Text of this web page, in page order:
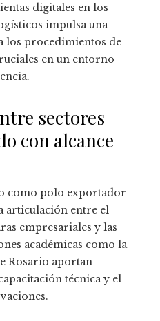
digitales en los
impulsa una
los procedimientos de
en un entorno
sectores
con alcance
como polo exportador
articulación entre el
empresariales y las
académicas como la
Rosario aportan
técnica y el